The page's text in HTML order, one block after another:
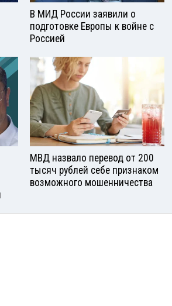
В МИД России заявили о
подготовке Европы к войне с
Россией
МВД назвало перевод от 200
тысяч рублей себе признаком
возможного мошенничества